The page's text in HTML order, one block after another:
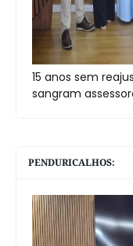
15 anos sem
sangram
PENDURICALHOS: